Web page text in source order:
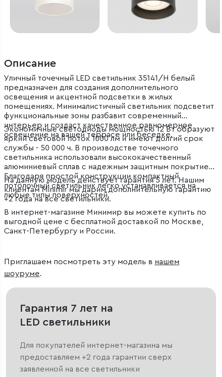
Описание
Уличный точечный LED светильник 35141/H белый
предназначен для создания дополнительного
освещения и акцентной подсветки в жилых
помещениях. Минималистичный светильник подсветит
функциональные зоны разбавит современный
интерьер и создаст качественное равномерное
освещение на вашей террасе или беседке.
Экономичные светодиоды мощностью 12 Вт образуют
яркий световой поток 1000 лм и имеют долгий срок
службы - 50 000 ч. В производстве точечного
светильника использовали высококачественный
алюминиевый сплав с надежным защитным покрытием.
Благодаря простой конструкции компактный
потолочный светильник легко устанавливается на
любые типы поверхностей.
На данную модель действует гарантия 5 лет. Нашим
клиентам Minimir мы дарим дополнительную гарантию
+2 года на все светильники.
В интернет-магазине Минимир вы можете купить по
выгодной цене с бесплатной доставкой по Москве,
Санкт-Петербургу и России.
Приглашаем посмотреть эту модель в нашем
шоуруме.
Гарантия 7 лет на
LED светильники
Для покупателей интернет-магазина мы
предоставляем +2 года гарантии сверх
заявленной на все светильники